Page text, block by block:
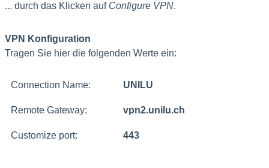
... durch das Klicken auf Configure VPN.
VPN Konfiguration
Tragen Sie hier die folgenden Werte ein:
Connection Name: UNILU
Remote Gateway: vpn2.unilu.ch
Customize port: 443